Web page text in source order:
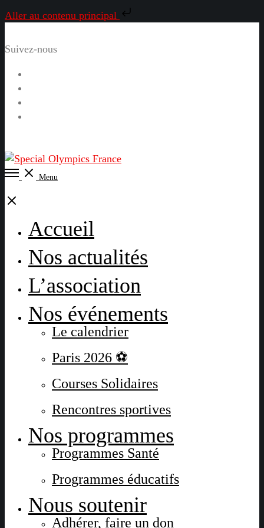
Aller au contenu principal
Suivez-nous
Open
Menu
Close
Accueil
Nos actualités
L’association
Nos événements
Le calendrier
Paris 2026 ⚽
Courses Solidaires
Rencontres sportives
Nos programmes
Programmes Santé
Programmes éducatifs
Nous soutenir
Adhérer, faire un don